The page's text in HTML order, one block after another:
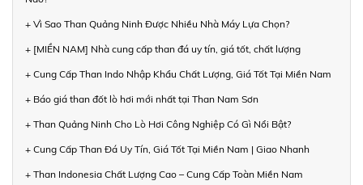
+ Vì Sao Than Quảng Ninh Được Nhiều Nhà Máy Lựa Chọn?
+ [MIỀN NAM] Nhà cung cấp than đá uy tín, giá tốt, chất lượng
+ Cung Cấp Than Indo Nhập Khẩu Chất Lượng, Giá Tốt Tại Miền Nam
+ Báo giá than đốt lò hơi mới nhất tại Than Nam Sơn
+ Than Quảng Ninh Cho Lò Hơi Công Nghiệp Có Gì Nổi Bật?
+ Cung Cấp Than Đá Uy Tín, Giá Tốt Tại Miền Nam | Giao Nhanh
+ Than Indonesia Chất Lượng Cao – Cung Cấp Toàn Miền Nam